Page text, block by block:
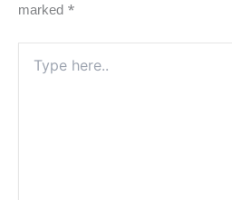
marked *
here..